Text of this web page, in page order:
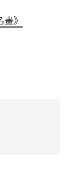
畫》